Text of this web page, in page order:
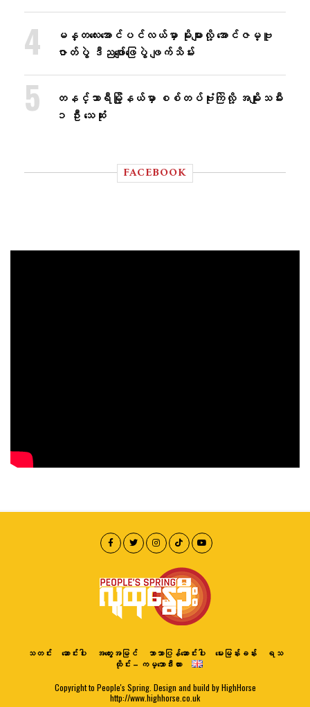
မန္တလေးအောင်ပင်လယ်မှာ မိုးများလို့ အောင်ဇမ္ဗူ
ဇာတ်ပွဲ ဒီညဖျော်ဖြေပွဲ ဖျက်သိမ်း
တနင်္သာရီမြို့နယ်မှာ စစ်တပ်ဗုံးကြဲလို့ အမျိုးသမီး
၁ ဦး သေဆုံး
FACEBOOK
သတင်း ဆောင်းပါး အတွေးအမြင် ဘာသာပြန်ဆောင်းပါး မေးမြန်းခန်း
ရသ
ထိုင်း – ကမ္ဘောဒီးယား
Copyright to People's Spring. Design and build by HighHorse
http://www.highhorse.co.uk